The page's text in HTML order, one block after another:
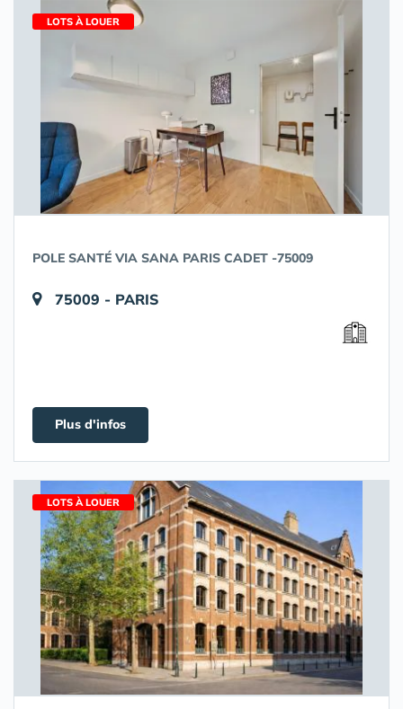
LOTS À LOUER
POLE SANTÉ VIA SANA PARIS CADET -75009
75009 - PARIS
Plus d'infos
LOTS À LOUER